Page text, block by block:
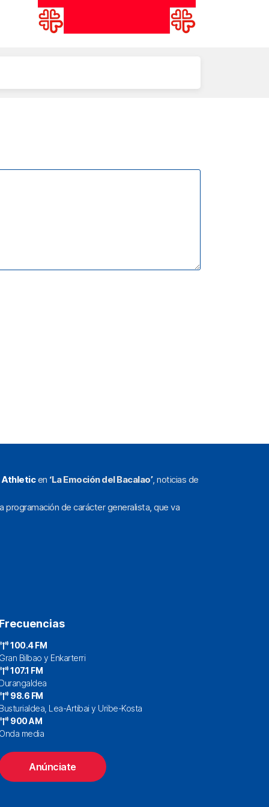
Athleticen ‘La Emoción del Bacalao’, noticias de
programación de carácter generalista, que va
100.4 FM
Bilbao y Enkarterri
107.1 FM
98.6 FM
Lea-Artibai y Uribe-Kosta
900 AM
media
Anúnciate